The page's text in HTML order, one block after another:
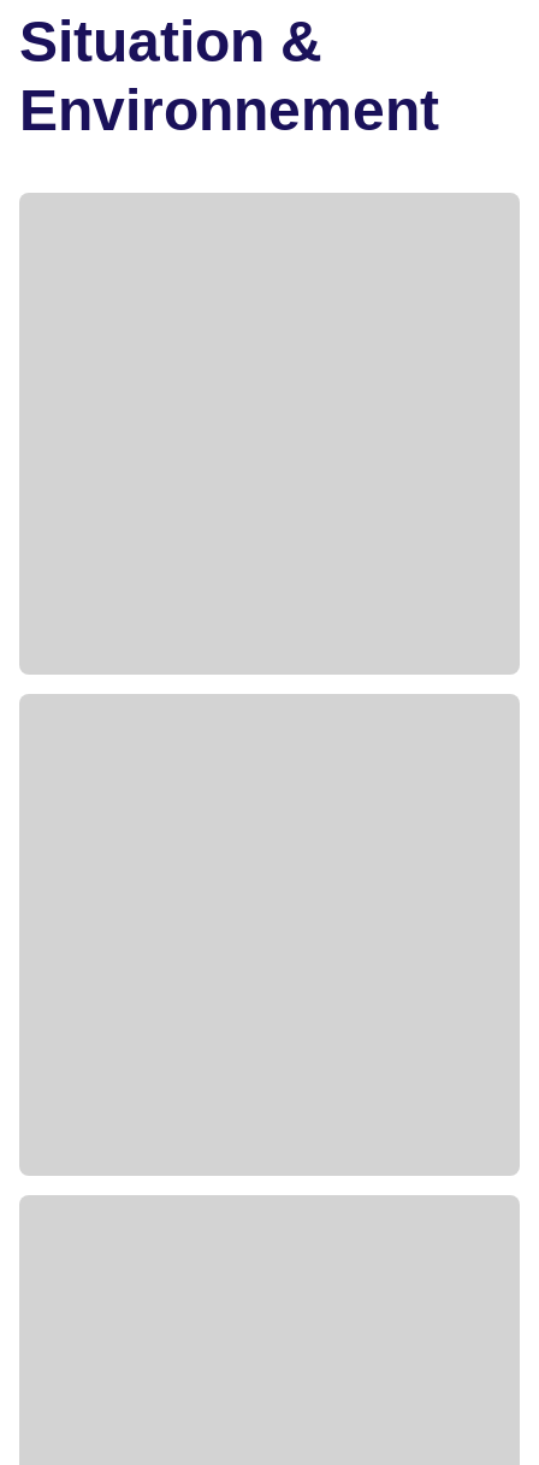
Situation &
Environnement